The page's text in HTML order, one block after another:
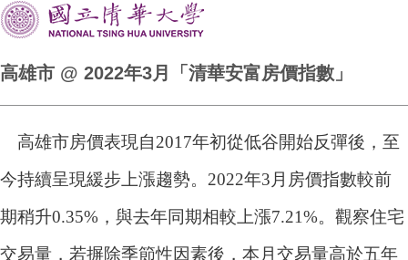
高雄市 @ 2022年3月「清華安富房價指數」
高雄市房價表現自2017年初從低谷開始反彈後，至
今持續呈現緩步上漲趨勢。2022年3月房價指數較前
期稍升0.35%，與去年同期相較上漲7.21%。觀察住宅
交易量，若摒除季節性因素後，本月交易量高於五年